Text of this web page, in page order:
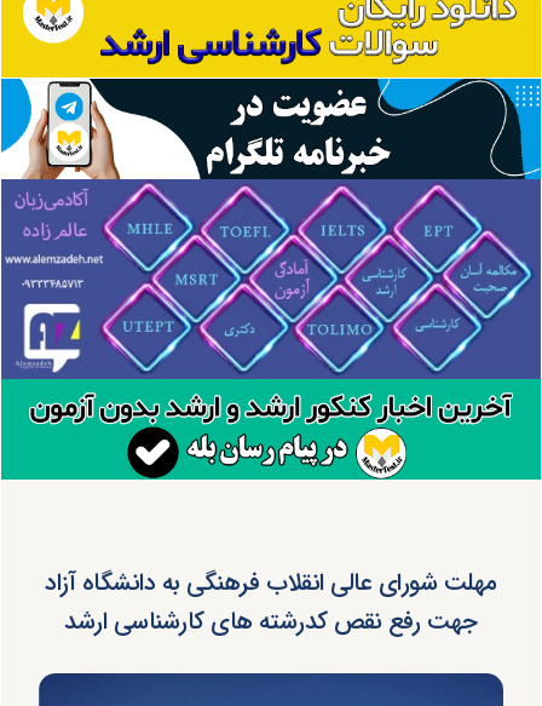
مهلت شورای عالی انقلاب فرهنگی به دانشگاه آزاد
جهت رفع نقص کدرشته های کارشناسی ارشد